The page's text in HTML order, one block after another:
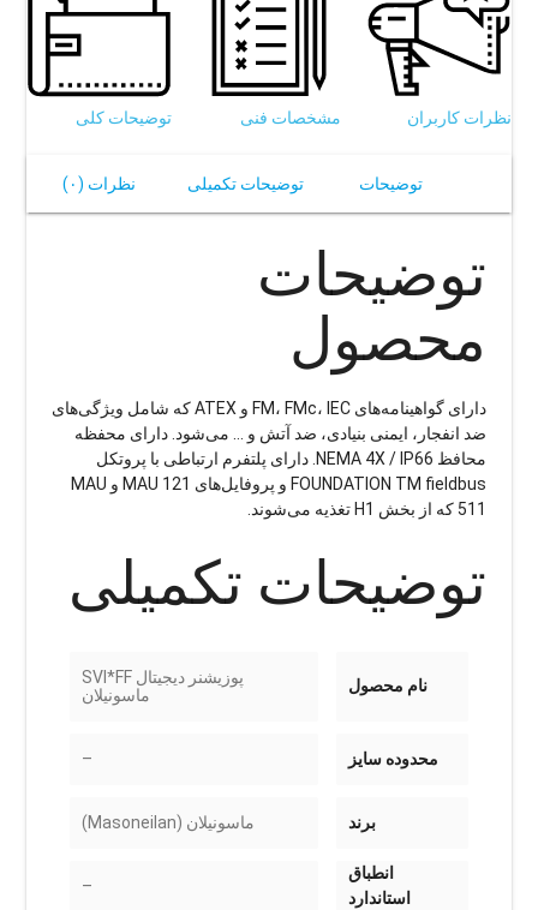
توضیحات کلی مشخصات فنی نظرات کاربران
توضیحات توضیحات تکمیلی نظرات (۰)
توضیحات
محصول
دارای گواهینامه‌های FM، FMc، IEC و ATEX که شامل ویژگی‌های
ضد انفجار، ایمنی بنیادی، ضد آتش و … می‌شود. دارای محفظه
محافظ NEMA 4X / IP66. دارای پلتفرم ارتباطی با پروتکل
FOUNDATION TM fieldbus و پروفایل‌های MAU 121 و MAU
511 که از بخش H1 تغذیه می‌شوند.
توضیحات تکمیلی
نام محصول
پوزیشنر دیجیتال SVI*FF
ماسونیلان
محدوده سایز –
برند ماسونیلان (Masoneilan)
انطباق
استاندارد
–